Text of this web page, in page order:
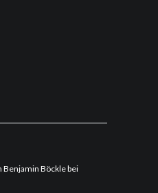
Benjamin Böckle bei